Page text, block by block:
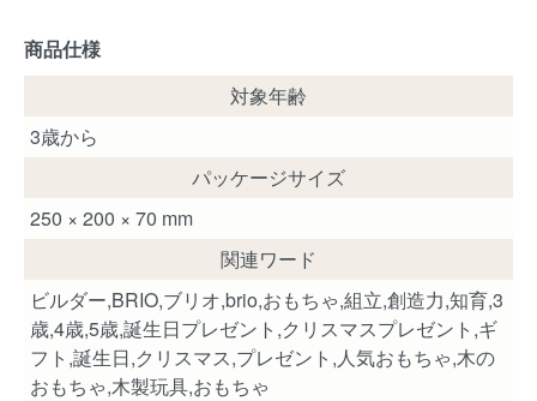
商品仕様
対象年齢
3歳から
パッケージサイズ
250 × 200 × 70 mm
関連ワード
ビルダー,BRIO,ブリオ,brio,おもちゃ,組立,創造力,知育,3
歳,4歳,5歳,誕生日プレゼント,クリスマスプレゼント,ギ
フト,誕生日,クリスマス,プレゼント,人気おもちゃ,木の
おもちゃ,木製玩具,おもちゃ